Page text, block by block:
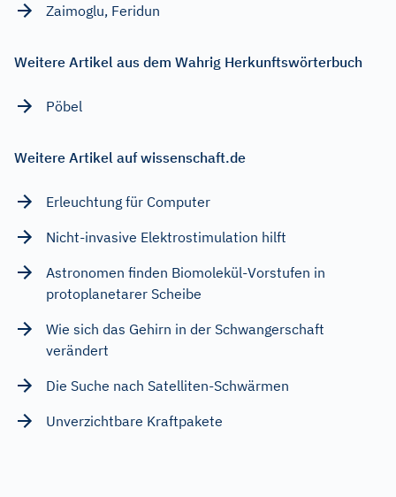
Zaimoglu, Feridun
Weitere Artikel aus dem Wahrig Herkunftswörterbuch
Pöbel
Weitere Artikel auf wissenschaft.de
Erleuchtung für Computer
Nicht-invasive Elektrostimulation hilft
Astronomen finden Biomolekül-Vorstufen in
protoplanetarer Scheibe
Wie sich das Gehirn in der Schwangerschaft
verändert
Die Suche nach Satelliten-Schwärmen
Unverzichtbare Kraftpakete